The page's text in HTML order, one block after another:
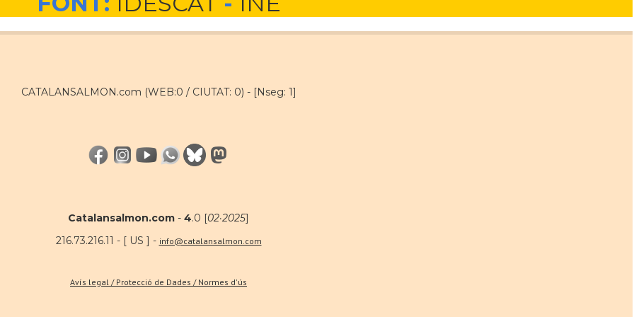
CATALANSALMON.com (WEB:0 / CIUTAT: 0) - [Nseg: 1]
Catalansalmon.com - 4.0 [02·2025]
216.73.216.11 - [ US ] - info@catalansalmon.com
Avís legal / Protecció de Dades / Normes d'ús